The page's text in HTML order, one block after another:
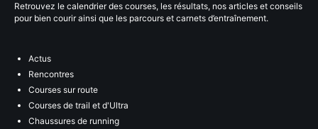
Retrouvez le calendrier des courses, les résultats, nos articles et conseils
pour bien courir ainsi que les parcours et carnets d’entraînement.
Actus
Rencontres
Courses sur route
Courses de trail et d'Ultra
Chaussures de running